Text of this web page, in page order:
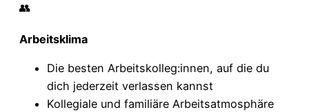
👥
Arbeitsklima
Die besten Arbeitskolleg:innen, auf die du
dich jederzeit verlassen kannst
Kollegiale und familiäre Arbeitsatmosphäre